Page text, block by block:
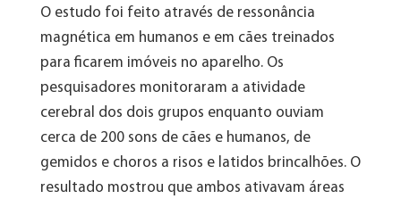
O estudo foi feito através de ressonância
magnética em humanos e em cães treinados
para ficarem imóveis no aparelho. Os
pesquisadores monitoraram a atividade
cerebral dos dois grupos enquanto ouviam
cerca de 200 sons de cães e humanos, de
gemidos e choros a risos e latidos brincalhões. O
resultado mostrou que ambos ativavam áreas